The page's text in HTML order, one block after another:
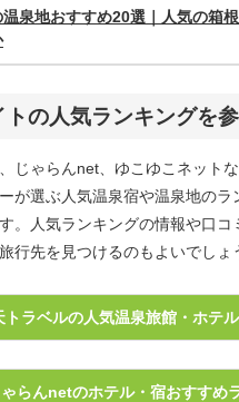
泉地おすすめ20選｜人気の箱
トの人気ランキングを
じゃらんnet、ゆこゆこネット
が選ぶ人気温泉宿や温泉地のラ
。人気ランキングの情報や口コ
行先を見つけるのもよいでしょ
トラベルの人気温泉旅館・ホテ
ゃらんnetのホテル・宿おすすめ